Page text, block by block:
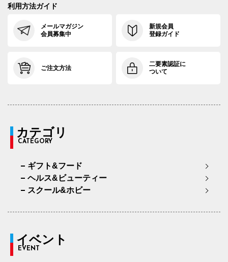
利用方法ガイド
メールマガジン
会員募集中
新規会員
登録ガイド
ご注文方法
二要素認証に
ついて
カテゴリ
CATEGORY
ギフト&フード
ヘルス&ビューティー
スクール&ホビー
イベント
EVENT